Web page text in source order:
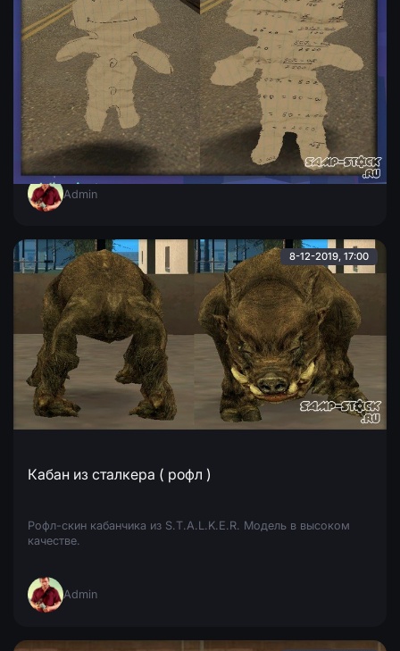
2 рофл-скина
2 рофл скина. Улыбающийся смайлик с зафиксированными
руками и человек-бумажка.
Admin
8-12-2019, 17:00
Кабан из сталкера ( рофл )
Рофл-скин кабанчика из S.T.A.L.K.E.R. Модель в высоком
качестве.
Admin